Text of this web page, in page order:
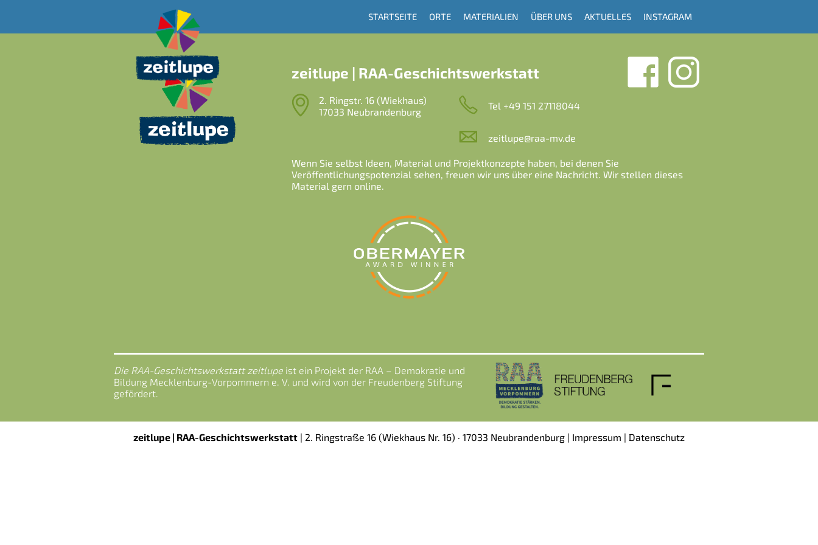
Hauptnavigation
STARTSEITE ORTE MATERIALIEN ÜBER UNS AKTUELLES INSTAGRAM
zeitlupe | RAA-Geschichtswerkstatt
2. Ringstr. 16 (Wiekhaus)
17033 Neubrandenburg
Tel +49 151 27118044
zeitlupe@raa-mv.de
Wenn Sie selbst Ideen, Material und Projektkonzepte haben, bei denen Sie
Veröffentlichungspotenzial sehen, freuen wir uns über eine Nachricht. Wir stellen dieses
Material gern online.
Die RAA-Geschichtswerkstatt zeitlupe ist ein Projekt der RAA – Demokratie und
Bildung Mecklenburg-Vorpommern e. V. und wird von der Freudenberg Stiftung
gefördert.
zeitlupe | RAA-Geschichtswerkstatt | 2. Ringstraße 16 (Wiekhaus Nr. 16) · 17033 Neubrandenburg | Impressum | Datenschutz